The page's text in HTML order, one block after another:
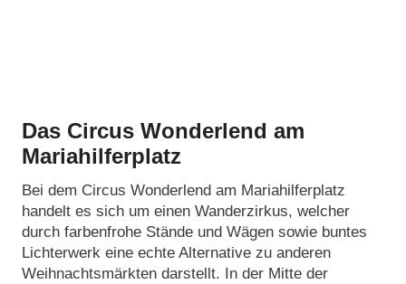
Das Circus Wonderlend am
Mariahilferplatz
Bei dem Circus Wonderlend am Mariahilferplatz
handelt es sich um einen Wanderzirkus, welcher
durch farbenfrohe Stände und Wägen sowie buntes
Lichterwerk eine echte Alternative zu anderen
Weihnachtsmärkten darstellt. In der Mitte der